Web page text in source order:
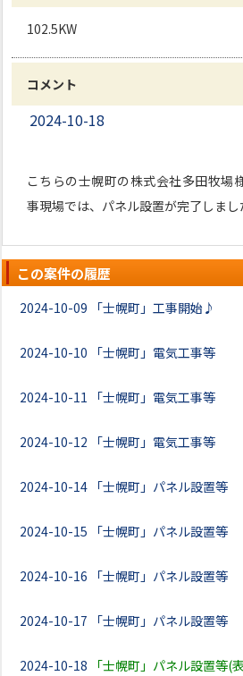
102.5KW
コメント
2024-10-18
こちらの士幌町の株式会社多田牧場
事現場では、パネル設置が完了しま
この案件の履歴
2024-10-09 「士幌町」工事開始♪
2024-10-10 「士幌町」電気工事等
2024-10-11 「士幌町」電気工事等
2024-10-12 「士幌町」電気工事等
2024-10-14 「士幌町」パネル設置等
2024-10-15 「士幌町」パネル設置等
2024-10-16 「士幌町」パネル設置等
2024-10-17 「士幌町」パネル設置等
2024-10-18 「士幌町」パネル設置等(